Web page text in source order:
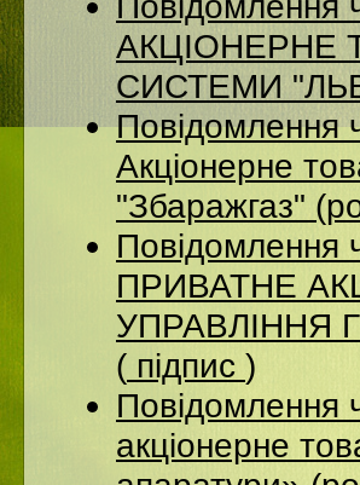
АКЦІОНЕРНЕ
СИСТЕМИ
Повідомлення
Акцiонерне
"Збаражгаз"
Повідомлення
ПРИВАТНЕ
УПРАВЛІННЯ
( підпис )
Повідомлення
акціонерне